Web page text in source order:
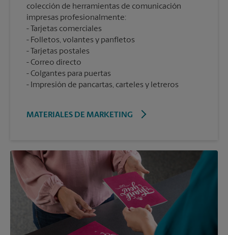
colección de herramientas de comunicación
impresas profesionalmente:
Tarjetas comerciales
Folletos, volantes y panfletos
Tarjetas postales
Correo directo
Colgantes para puertas
Impresión de pancartas, carteles y letreros
MATERIALES DE MARKETING